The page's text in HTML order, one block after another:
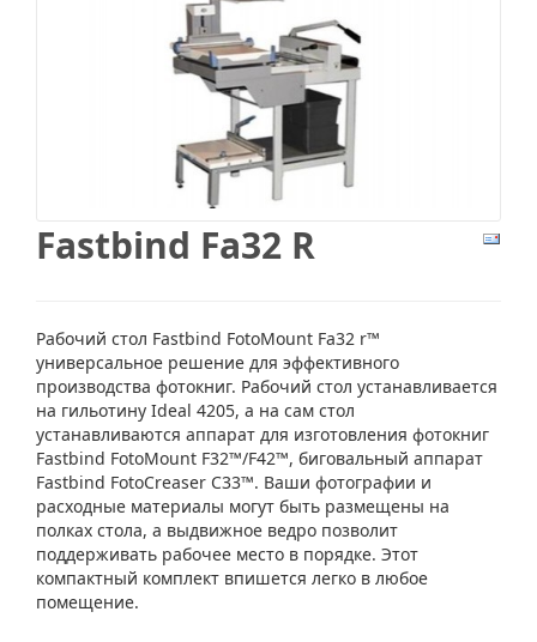
Fastbind Fa32 R
Рабочий стол Fastbind FotoMount Fa32 r™
универсальное решение для эффективного
производства фотокниг. Рабочий стол устанавливается
на гильотину Ideal 4205, а на сам стол
устанавливаются аппарат для изготовления фотокниг
Fastbind FotoMount F32™/F42™, биговальный аппарат
Fastbind FotoCreaser C33™. Ваши фотографии и
расходные материалы могут быть размещены на
полках стола, а выдвижное ведро позволит
поддерживать рабочее место в порядке. Этот
компактный комплект впишется легко в любое
помещение.